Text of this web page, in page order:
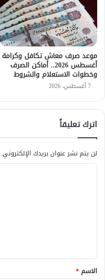
موعد صرف معاش تكافل وكرامة
أغسطس 2026.. أماكن الصرف
وخطوات الاستعلام والشروط
7 أغسطس، 2026
اترك تعليقاً
لن يتم نشر عنوان بريدك الإلكتروني.
ق
*
الاسم *